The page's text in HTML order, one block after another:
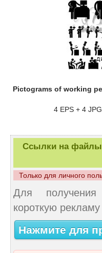
Pictograms of working
4 EPS + 4
Ссылки на файлы
Только для личного
Для получения
короткую рекламу
Нажмите для